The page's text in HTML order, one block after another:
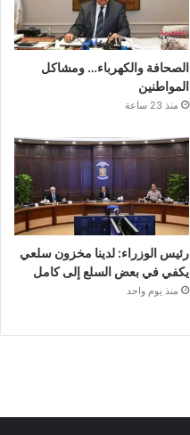
الصحافة والكهرباء… ومشاكل
المواطنين
منذ 23 ساعة
رئيس الوزراء: لدينا مخزون سلعي
يكفي في بعض السلع إلى كامل
منذ يوم واحد